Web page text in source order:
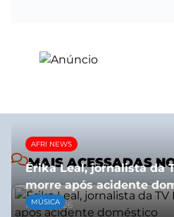
MAIS ACESSADAS
AFRI NEWS
Érika Leal, jornalista da
morre após acidente
08/07/2026
MÚSICA